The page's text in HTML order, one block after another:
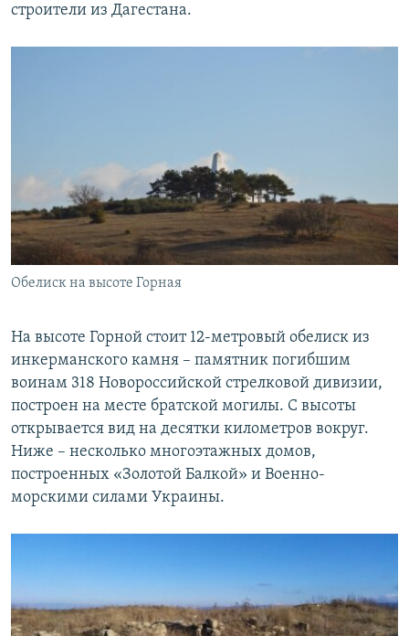
строители из Дагестана.
Обелиск на высоте Горная
На высоте Горной стоит 12-метровый обелиск из
инкерманского камня – памятник погибшим
воинам 318 Новороссийской стрелковой дивизии,
построен на месте братской могилы. С высоты
открывается вид на десятки километров вокруг.
Ниже – несколько многоэтажных домов,
построенных «Золотой Балкой» и Военно-
морскими силами Украины.